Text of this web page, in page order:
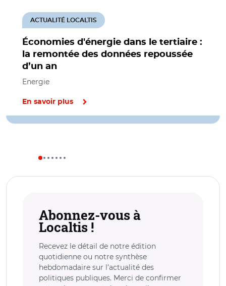
Économies d'énergie dans le tertiaire :
la remontée des données repoussée
d’un an
ACTUALITÉ LOCALTIS
Energie
En savoir plus
Abonnez-vous à
Localtis !
Recevez le détail de notre édition
quotidienne ou notre synthèse
hebdomadaire sur l’actualité des
politiques publiques. Merci de confirmer